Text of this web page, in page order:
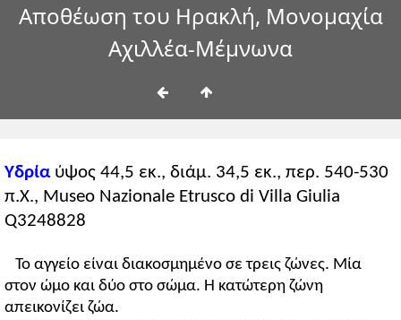
Αποθέωση του Ηρακλή, Μονομαχία
Αχιλλέα-Μέμνωνα
Υδρίαύψος 44,5 εκ., διάμ. 34,5 εκ., περ. 540-530
π.Χ., Museo Nazionale Etrusco di Villa Giulia
Q3248828
Το αγγείο είναι διακοσμημένο σε τρεις ζώνες. Μία
στον ώμο και δύο στο σώμα. Η κατώτερη ζώνη
απεικονίζει ζώα.